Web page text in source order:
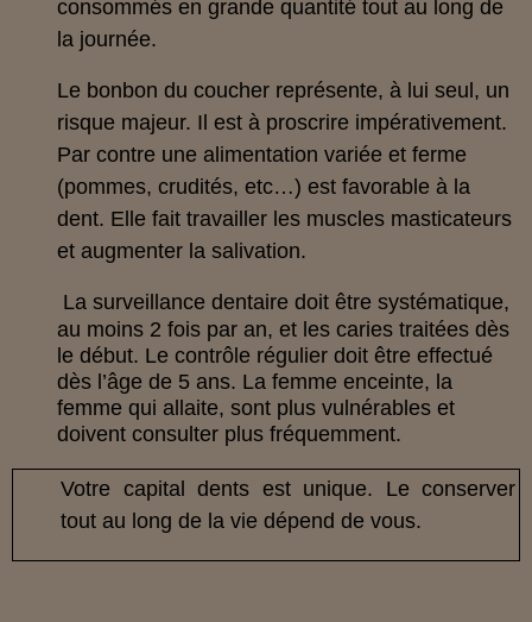
consommés en grande quantité tout au long de
la journée.
Le bonbon du coucher représente, à lui seul, un
risque majeur. Il est à proscrire impérativement.
Par contre une alimentation variée et ferme
(pommes, crudités, etc…) est favorable à la
dent. Elle fait travailler les muscles masticateurs
et augmenter la salivation.
La surveillance dentaire doit être systématique,
au moins 2 fois par an, et les caries traitées dès
le début. Le contrôle régulier doit être effectué
dès l’âge de 5 ans. La femme enceinte, la
femme qui allaite, sont plus vulnérables et
doivent consulter plus fréquemment.
Votre capital dents est unique. Le conserver
tout au long de la vie dépend de vous.